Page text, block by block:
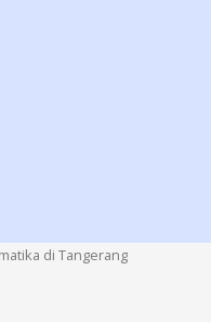
di Tangerang